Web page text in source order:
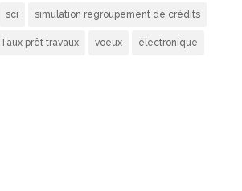
sci simulation regroupement de crédits
Taux prêt travaux voeux électronique